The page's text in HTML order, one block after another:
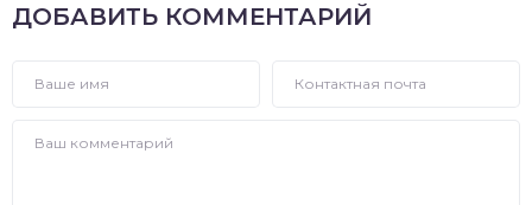
ДОБАВИТЬ КОММЕНТАРИЙ